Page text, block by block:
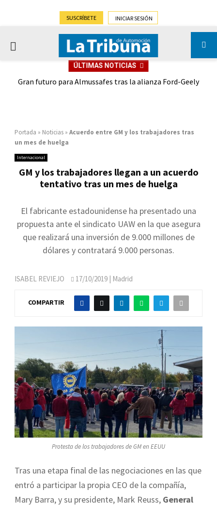
SUSCRÍBETE INICIAR SESIÓN
PRIMARY
ÚLTIMAS NOTICIAS
Gran futuro para Almussafes tras la alianza Ford-Geely
Portada » Noticias » Acuerdo entre GM y los trabajadores tras
un mes de huelga
Internacional
GM y los trabajadores llegan a un acuerdo
tentativo tras un mes de huelga
El fabricante estadounidense ha presentado una
propuesta ante el sindicato UAW en la que asegura
que realizará una inversión de 9.000 millones de
dólares y contratará 9.000 personas.
ISABEL REVIEJO 17/10/2019 | Madrid
COMPARTIR
Protesta de los trabajadores de GM en EEUU
Tras una etapa final de las negociaciones en las que
entró a participar la propia CEO de la compañía,
Mary Barra, y su presidente, Mark Reuss, General